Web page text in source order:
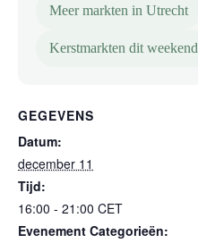
Meer markten in Utrecht
Kerstmarkten dit weekend
GEGEVENS
Datum:
december 11
Tijd:
16:00 - 21:00 CET
Evenement Categorieën: